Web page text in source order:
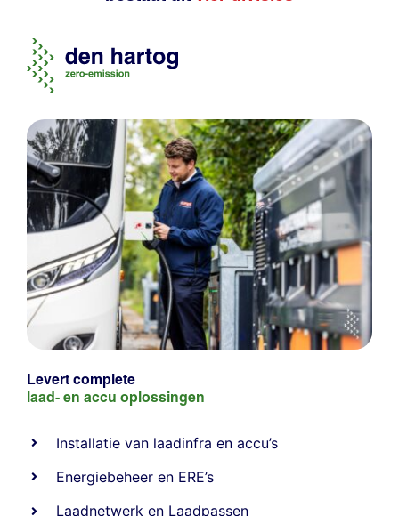
Levert complete
laad- en accu oplossingen
Installatie van laadinfra en accu’s
Energiebeheer en ERE’s
Laadnetwerk en Laadpassen